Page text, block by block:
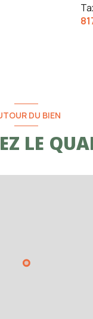
DU BIEN
LE